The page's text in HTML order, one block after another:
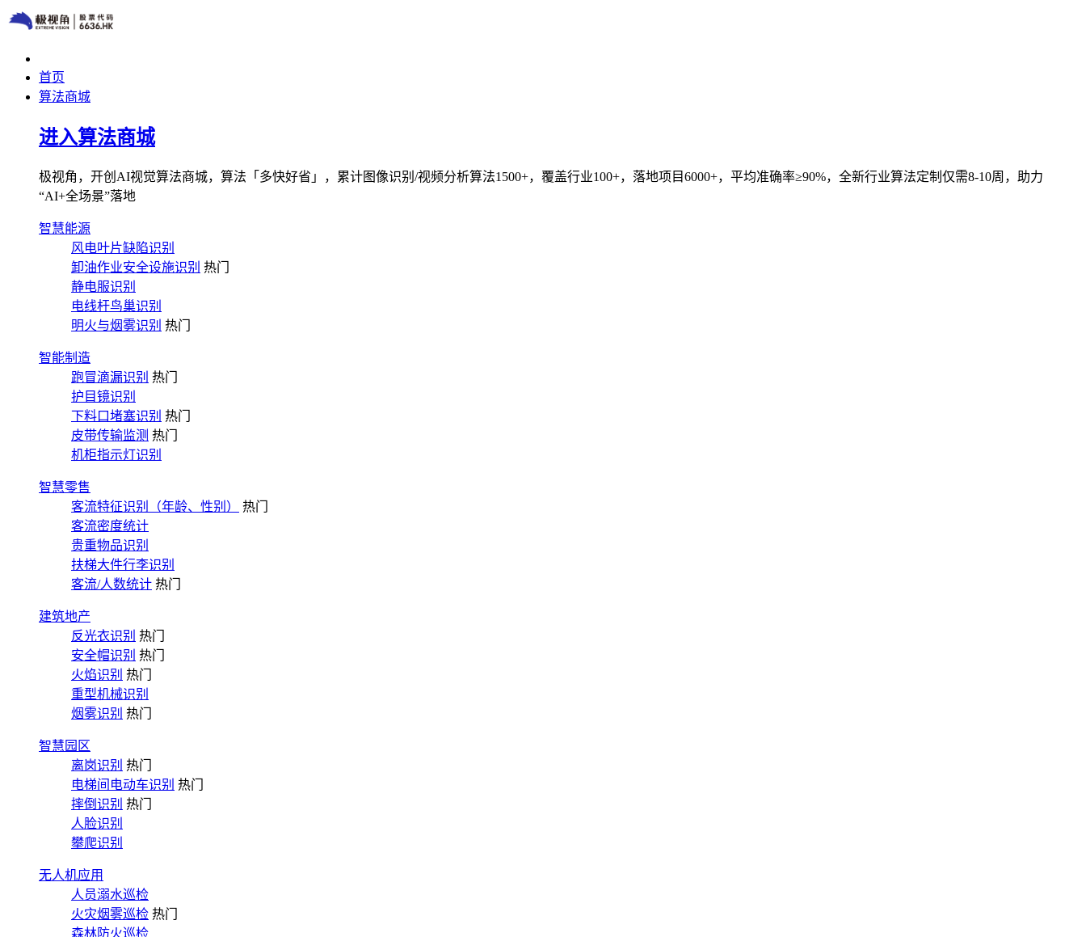
首页
算法商城
进入算法商城
极视角，开创AI视觉算法商城，算法「多快好省」，累计图像识别/视频分析算法1500+，覆盖行业100+，落地项目6000+，平均准确率≥90%，全新行业算法定制仅需8-10周，助力
“AI+全场景”落地
智慧能源
风电叶片缺陷识别
卸油作业安全设施识别 热门
静电服识别
电线杆鸟巢识别
明火与烟雾识别 热门
智能制造
跑冒滴漏识别 热门
护目镜识别
下料口堵塞识别 热门
皮带传输监测 热门
机柜指示灯识别
智慧零售
客流特征识别（年龄、性别）
热门
客流密度统计
贵重物品识别
扶梯大件行李识别
客流/人数统计 热门
建筑地产
反光衣识别 热门
安全帽识别 热门
火焰识别 热门
重型机械识别
烟雾识别 热门
智慧园区
离岗识别 热门
电梯间电动车识别 热门
摔倒识别 热门
人脸识别
攀爬识别
无人机应用
人员溺水巡检
火灾烟雾巡检 热门
森林防火巡检